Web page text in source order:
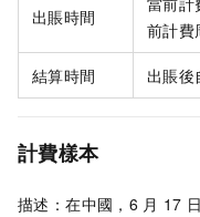
出賬時間
前計費
結算時間 出賬後
計費樣本
描述：在中國，6 月 17